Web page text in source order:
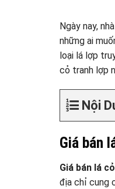
Ngày nay,
những ai
loại lá lợp
cỏ tranh lợp
Nội
Giá bán
Giá bán lá
địa chỉ cung